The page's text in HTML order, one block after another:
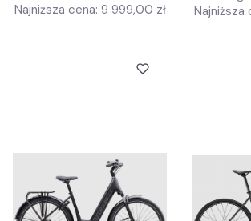
Najniższa cena: 9 999,00 zł
Najniższa